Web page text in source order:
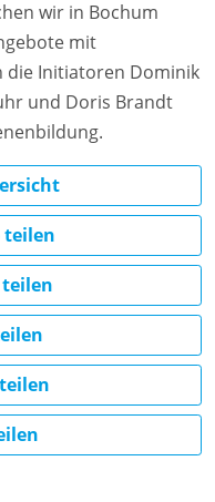
wir in Bochum
mit
die Initiatoren Dominik
und Doris Brandt
teilen
teilen